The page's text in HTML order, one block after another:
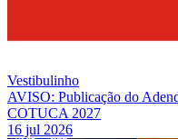
Vestibulinho
AVISO: Publicação do
COTUCA 2027
16 jul 2026